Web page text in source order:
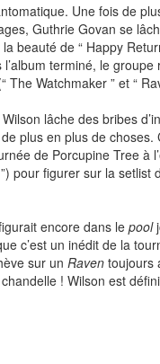
Une fois de
Guthrie Govan se
beauté de “ Happy
terminé, le
Watchmaker ” et “
lâche des bribes
plus en plus de
de Porcupine Tree à
pour figurer sur la setlist
encore dans le pool
c’est un inédit de la
sur un Raven toujours
! Wilson est